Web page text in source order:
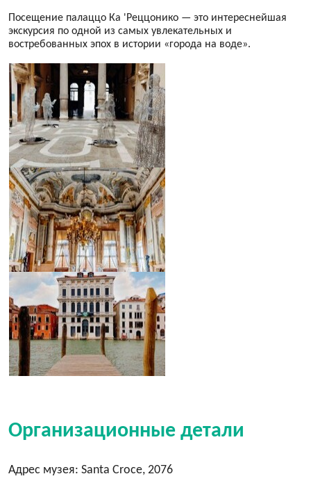
Посещение палаццо Ка 'Реццонико — это интереснейшая
экскурсия по одной из самых увлекательных и
востребованных эпох в истории «города на воде».
Организационные детали
Адрес музея: Santa Croce, 2076